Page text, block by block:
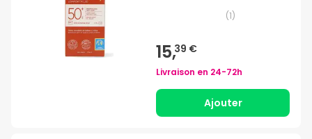
(1)
15,39 €
Livraison en 24-72h
Ajouter